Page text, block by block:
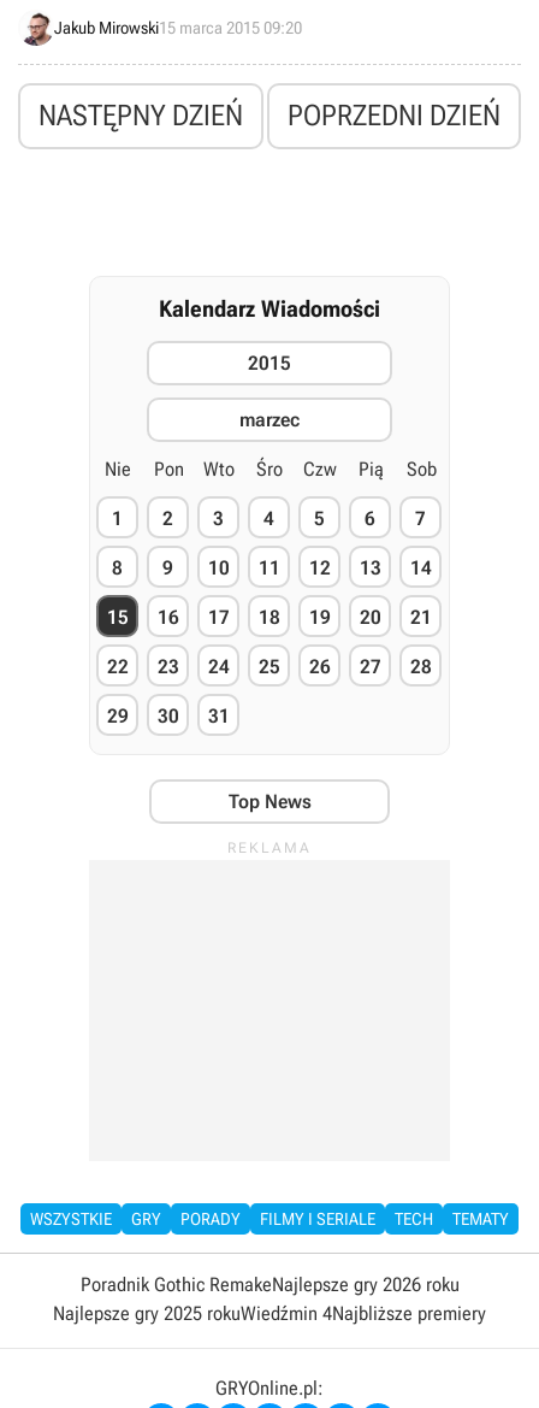
opóźnienie i pojawi się 7 kwietnia. Początkowo rozszerzenie miało
zostać wydane 17 marca.
Jakub Mirowski15 marca 2015 09:20
NASTĘPNY DZIEŃ POPRZEDNI DZIEŃ
Kalendarz Wiadomości
2015
marzec
Nie Pon Wto Śro Czw Pią Sob
1 2 3 4 5 6 7
8 9 10 11 12 13 14
15 16 17 18 19 20 21
22 23 24 25 26 27 28
29 30 31
Top News
WSZYSTKIE GRY PORADY FILMY I SERIALE TECH TEMATY
Poradnik Gothic RemakeNajlepsze gry 2026 roku
Najlepsze gry 2025 rokuWiedźmin 4Najbliższe premiery
GRYOnline.pl: